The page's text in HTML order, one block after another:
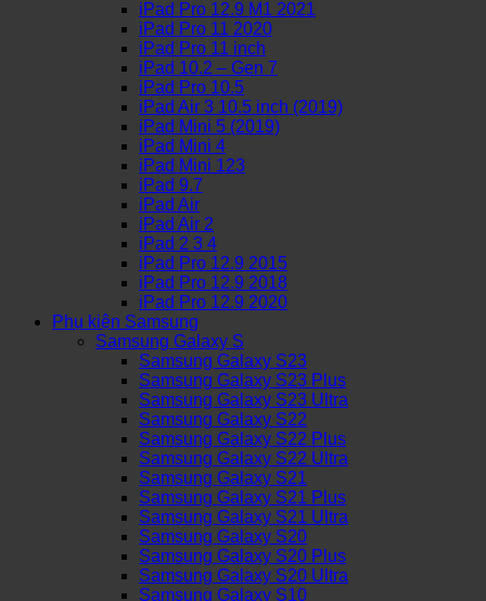
iPad Pro 12.9 M1 2021
iPad Pro 11 2020
iPad Pro 11 inch
iPad 10.2 – Gen 7
iPad Pro 10.5
iPad Air 3 10.5 inch (2019)
iPad Mini 5 (2019)
iPad Mini 4
iPad Mini 123
iPad 9.7
iPad Air
iPad Air 2
iPad 2 3 4
iPad Pro 12.9 2015
iPad Pro 12.9 2018
iPad Pro 12.9 2020
Phụ kiện Samsung
Samsung Galaxy S
Samsung Galaxy S23
Samsung Galaxy S23 Plus
Samsung Galaxy S23 Ultra
Samsung Galaxy S22
Samsung Galaxy S22 Plus
Samsung Galaxy S22 Ultra
Samsung Galaxy S21
Samsung Galaxy S21 Plus
Samsung Galaxy S21 Ultra
Samsung Galaxy S20
Samsung Galaxy S20 Plus
Samsung Galaxy S20 Ultra
Samsung Galaxy S10